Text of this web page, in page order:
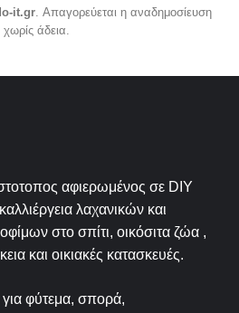
it.gr. Απαγορεύεται η αναδημοσίευση
χωρίς άδεια.
αφιερωμένος σε DIY
λαχανικών και
στο σπίτι, οικόσιτα ζώα ,
και οικιακές κατασκευές.
φύτεμα, σπορά,